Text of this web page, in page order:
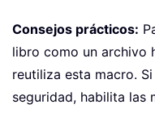
Consejos prácticos:
libro como un archivo
reutiliza esta macro.
seguridad, habilita las